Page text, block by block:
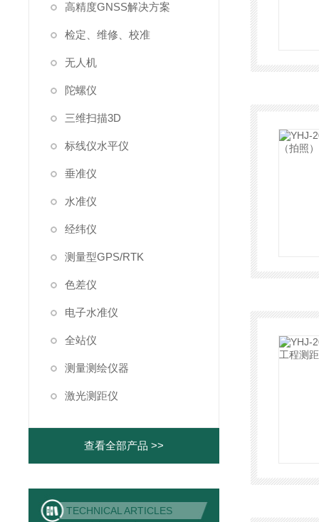
高精度GNSS解决方案
检定、维修、校准
无人机
陀螺仪
三维扫描3D
标线仪水平仪
垂准仪
水准仪
经纬仪
测量型GPS/RTK
色差仪
电子水准仪
全站仪
测量测绘仪器
激光测距仪
查看全部产品 >>
TECHNICAL ARTICLES